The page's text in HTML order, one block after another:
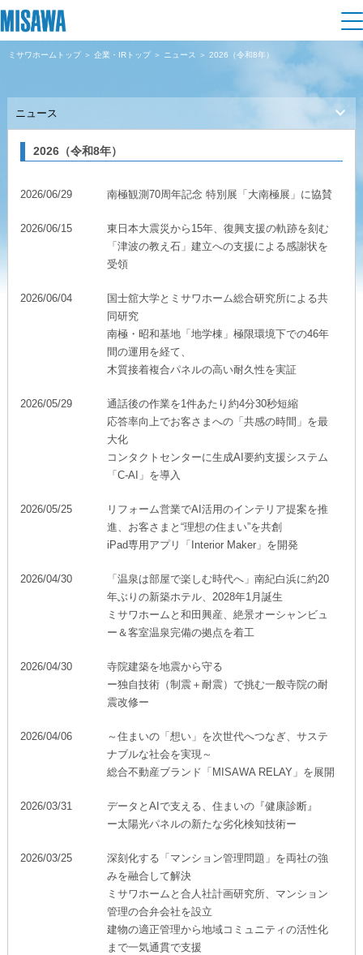
建てる [注文住宅]
テクノロジー（住まいの性能）
デザイナーズギャラリー
住まいづくりガイド
スムストック検索
分譲マンション検索
売る [MISAWA RELAY]
これから住まいをご検討の方
多彩な動画やこだわりが詰まった建築実例、注目の最新情報など、
住まいづくりを楽しく学べるデジタルラウンジです。
ホームラウンジ 新築・戸建て
土地活用
賃貸住宅
店舗・各種施設
土地活用モデルルーム見学
企業不動産活用（CRE）戦略
社宅建築
医療・介護・子育て・障がい福祉施設
これから土地活用・賃貸経営をご検討の方
営に役立つ多彩な情報を幅広くお届けします。
ホームラウンジ 土地活用・賃貸経営
戸建て・マンション
リフォームの流れ
リフォームメニュー
ホテル・旅館リフォーム
リフォーム営業所
これからリフォームをご検討の方
実例動画や基礎知識、収納の工夫など、理想の住まいを叶えるリフ
ォームの具体策とアイデアを豊富にご用意しています。
ホームラウンジ リフォーム
まちづくり
複合開発事業（ASMACI-アスマチ-）
再開発・官民連携事業
分譲マンション開発事業
収益不動産・投資開発事業
事業用地・事業用建物
向のまちづくりを実現していきます。
ミサワゼネラルソリューション
オーナーサポート
サポートメニュー
アフターメンテナンス
ミサワリフォーム
お客様センター
ホームを結ぶコミュニケーションサイト。お得・便利・安心なコン
テンツや、ミサワホームからの大切なお知らせなど配信していま
ミサワオーナーズクラブ
IR情報
MISAWAについて
ミサワホームグループ
新卒者採用
障がい者採用
ウエルネス事業
イベント情報
カタログ請求
住まいのご相談
ミサワホームトップ＞ 企業・IRトップ＞ ニュース ＞ 2026（令和8年）
ニュース
2026（令和8年）
2026/06/29 南極観測70周年記念 特別展「大南極展」に協賛
2026/06/15
東日本大震災から15年、復興支援の軌跡を刻む
「津波の教え石」建立への支援による感謝状を
受領
2026/06/04
国士舘大学とミサワホーム総合研究所による共
同研究
南極・昭和基地「地学棟」極限環境下での46年
間の運用を経て、
木質接着複合パネルの高い耐久性を実証
2026/05/29
通話後の作業を1件あたり約4分30秒短縮
応答率向上でお客さまへの「共感の時間」を最
大化
コンタクトセンターに生成AI要約支援システム
「C-AI」を導入
2026/05/25
リフォーム営業でAI活用のインテリア提案を推
進、お客さまと“理想の住まい”を共創
iPad専用アプリ「Interior Maker」を開発
2026/04/30
「温泉は部屋で楽しむ時代へ」南紀白浜に約20
年ぶりの新築ホテル、2028年1月誕生
ミサワホームと和田興産、絶景オーシャンビュ
ー＆客室温泉完備の拠点を着工
2026/04/30
寺院建築を地震から守る
ー独自技術（制震＋耐震）で挑む一般寺院の耐
震改修ー
2026/04/06
～住まいの「想い」を次世代へつなぎ、サステ
ナブルな社会を実現～
総合不動産ブランド「MISAWA RELAY」を展開
2026/03/31
データとAIで支える、住まいの『健康診断』
ー太陽光パネルの新たな劣化検知技術ー
2026/03/25
深刻化する「マンション管理問題」を両社の強
みを融合して解決
ミサワホームと合人社計画研究所、マンション
管理の合弁会社を設立
建物の適正管理から地域コミュニティの活性化
まで一気通貫で支援